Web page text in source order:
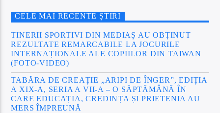
CELE MAI RECENTE ȘTIRI
TINERII SPORTIVI DIN MEDIAȘ AU OBȚINUT
REZULTATE REMARCABILE LA JOCURILE
INTERNAȚIONALE ALE COPIILOR DIN TAIWAN
(FOTO-VIDEO)
TABĂRA DE CREAȚIE „ARIPI DE ÎNGER”, EDIȚIA
A XIX-A, SERIA A VII-A – O SĂPTĂMÂNĂ ÎN
CARE EDUCAȚIA, CREDINȚA ȘI PRIETENIA AU
MERS ÎMPREUNĂ